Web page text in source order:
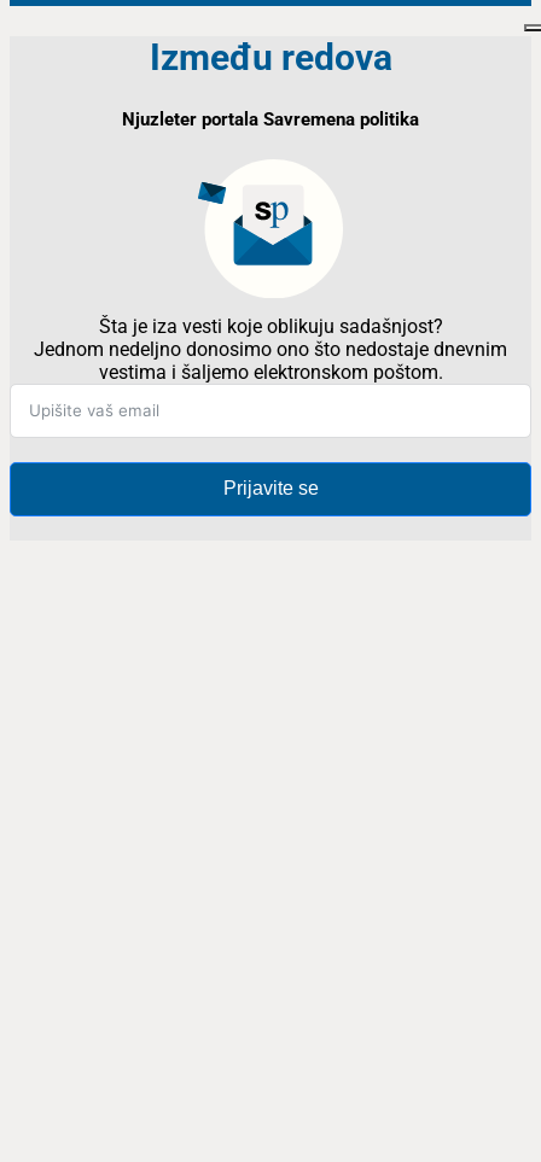
Između redova
Njuzleter portala Savremena politika
Šta je iza vesti koje oblikuju sadašnjost?
Jednom nedeljno donosimo ono što nedostaje dnevnim
vestima i šaljemo elektronskom poštom.
Prijavite se